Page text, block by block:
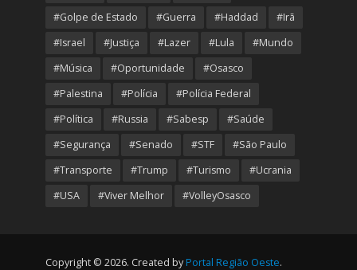
#Golpe de Estado
#Guerra #Haddad
#Irã
#Israel
#Justiça #Lazer #Lula
#Mundo
#Música
#Oportunidade
#Osasco
#Palestina
#Polícia
#Polícia Federal
#Política
#Russia #Sabesp
#Saúde
#Segurança
#Senado #STF
#São Paulo
#Transporte
#Trump #Turismo
#Ucrania
#USA
#Viver Melhor #VolleyOsasco
Copyright © 2026. Created by Portal Região Oeste.